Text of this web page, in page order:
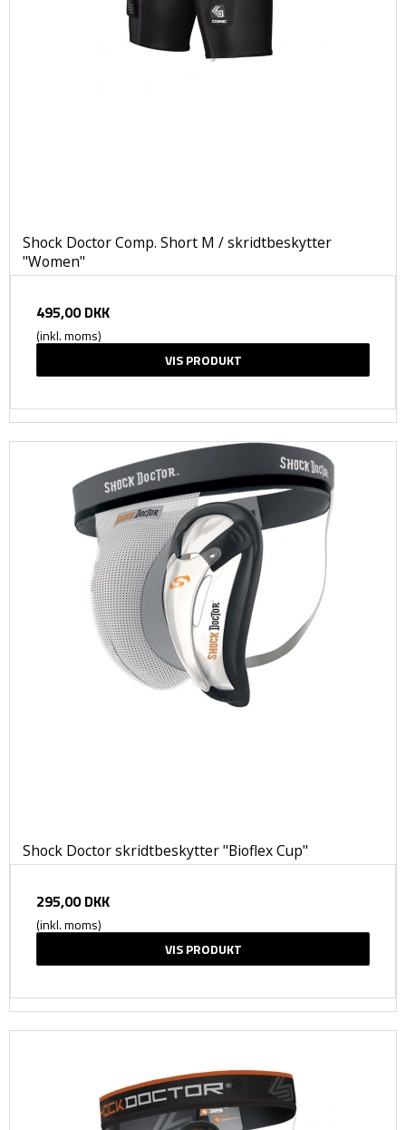
Shock Doctor Comp. Short M / skridtbeskytter
"Women"
495,00 DKK
(inkl. moms)
VIS PRODUKT
Shock Doctor skridtbeskytter "Bioflex Cup"
295,00 DKK
(inkl. moms)
VIS PRODUKT